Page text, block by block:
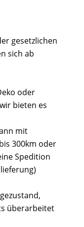
gesetzlichen
sich ab
oder
bieten es
mit
300km oder
Spedition
überarbeitet